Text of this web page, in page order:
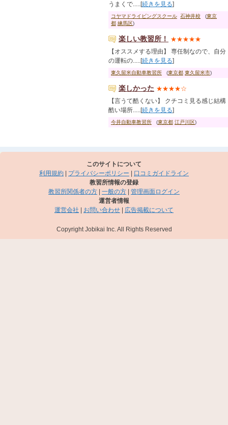
うまくで.....[続きを見る]
コヤマドライビングスクール 石神井校 (東京
都 練馬区)
楽しい教習所！ ★★★★★
【オススメする理由】 専任制なので、自分
の運転の.....[続きを見る]
東久留米自動車教習所 (東京都 東久留米市)
楽しかった ★★★★☆
【言うて酷くない】 クチコミ見る感じ結構
酷い場所.....[続きを見る]
今井自動車教習所 (東京都 江戸川区)
このサイトについて
利用規約
プライバシーポリシー
口コミガイドライン
教習所情報の登録
教習所関係者の方
一般の方
管理画面ログイン
運営者情報
運営会社
お問い合わせ 広告掲載について
Copyright Jobikai Inc. All Rights Reserved